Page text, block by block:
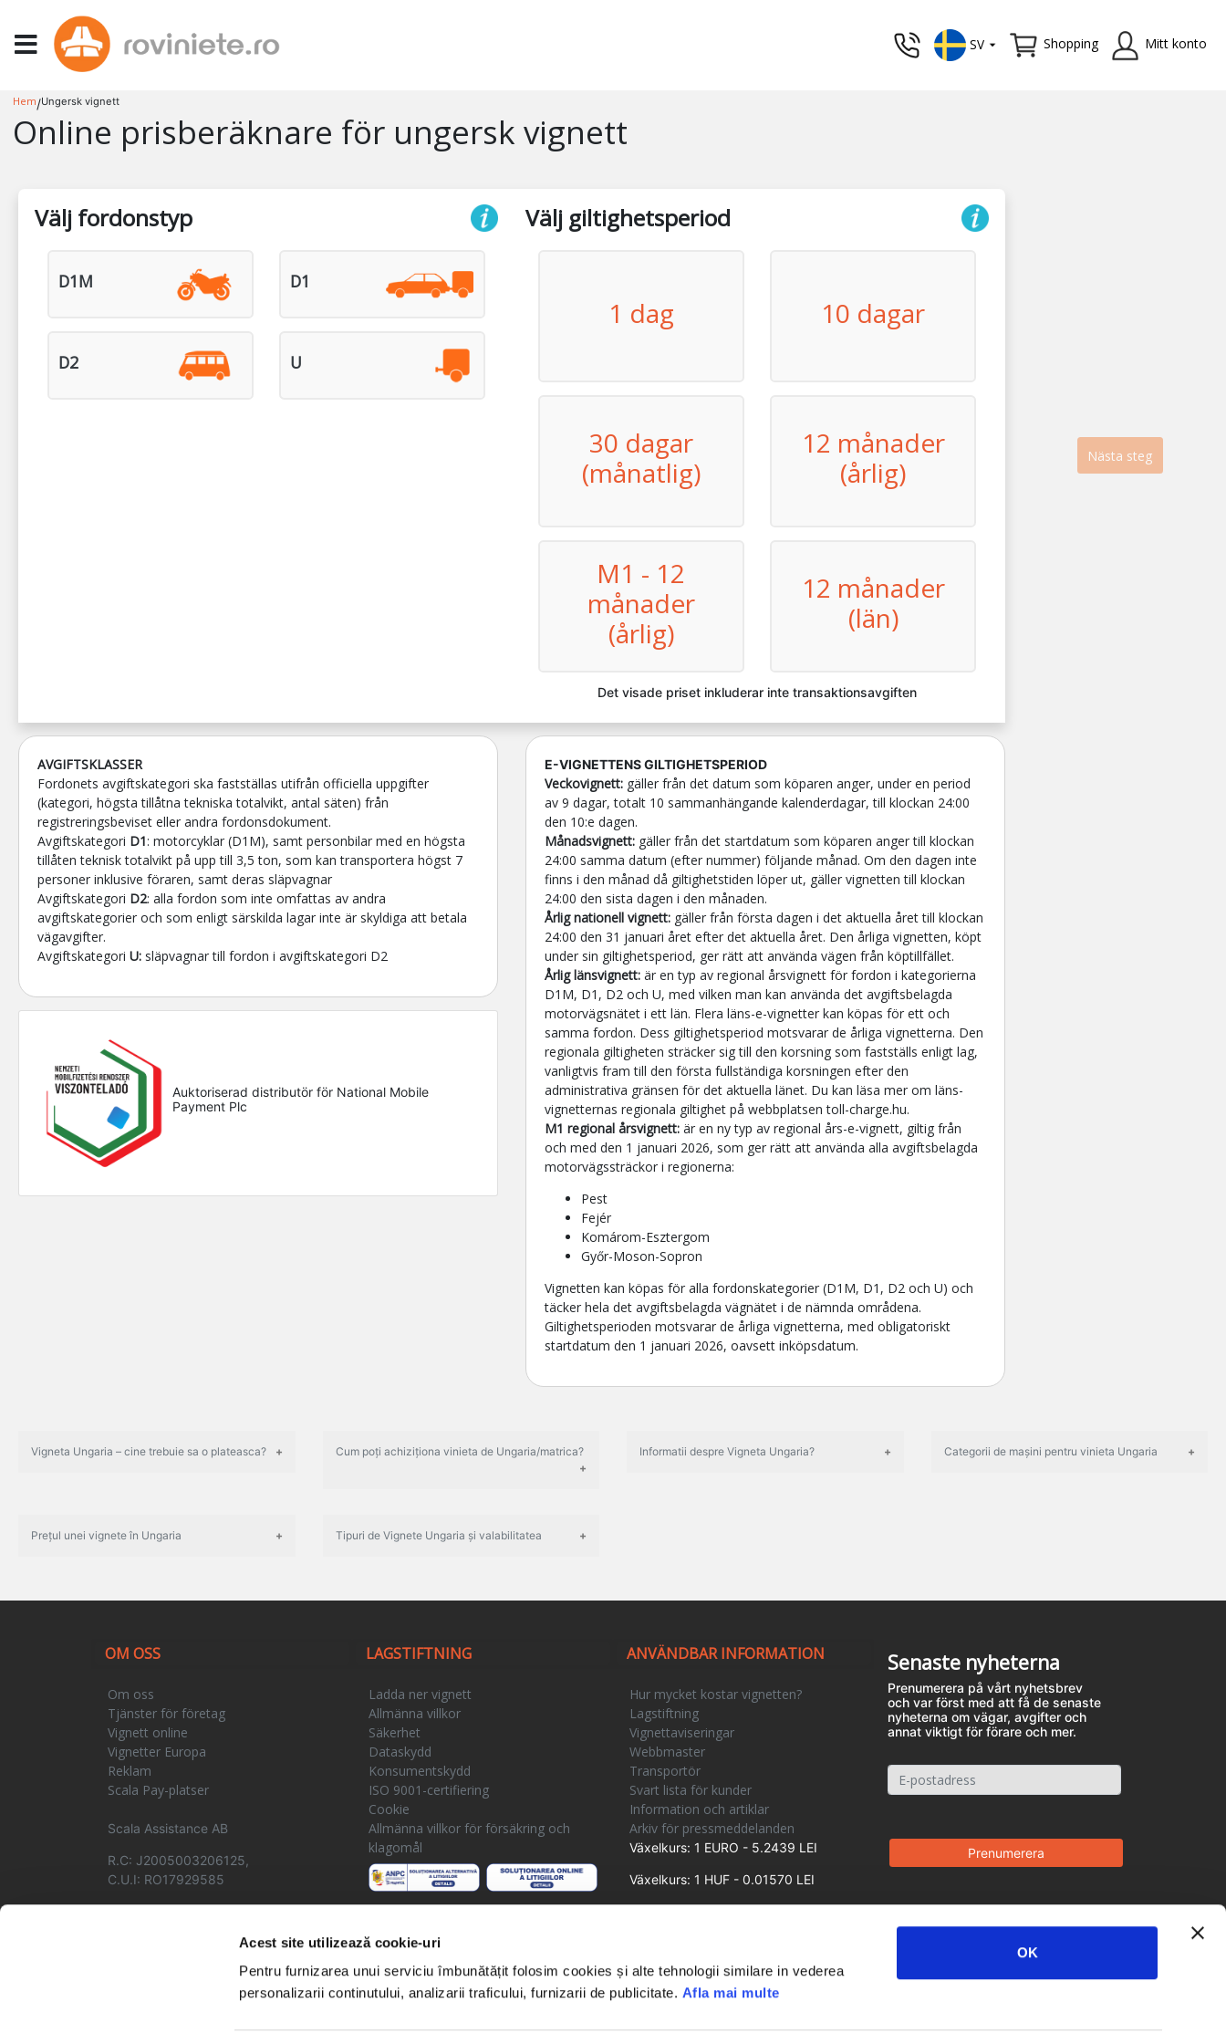
Acest site utilizează cookie-uri
Pentru furnizarea unui serviciu îmbunătățit folosim cookies și alte tehnologii similare in vederea
personalizarii continutului, analizarii traficului, furnizarii de publicitate. Afla mai multe
OK
SV Shopping Mitt konto
Hem/Ungersk vignett
Online prisberäknare för ungersk vignett
Välj fordonstyp
D1M D1
D2 U
Välj giltighetsperiod
1 dag 10 dagar
30 dagar
(månatlig)
12 månader
(årlig)
M1 - 12
månader
(årlig)
12 månader
(län)
Det visade priset inkluderar inte transaktionsavgiften
Nästa steg
AVGIFTSKLASSER
Fordonets avgiftskategori ska fastställas utifrån officiella uppgifter
(kategori, högsta tillåtna tekniska totalvikt, antal säten) från
registreringsbeviset eller andra fordonsdokument.
Avgiftskategori D1: motorcyklar (D1M), samt personbilar med en högsta
tillåten teknisk totalvikt på upp till 3,5 ton, som kan transportera högst 7
personer inklusive föraren, samt deras släpvagnar
Avgiftskategori D2: alla fordon som inte omfattas av andra
avgiftskategorier och som enligt särskilda lagar inte är skyldiga att betala
vägavgifter.
Avgiftskategori U: släpvagnar till fordon i avgiftskategori D2
Auktoriserad distributör för National Mobile
Payment Plc
E-VIGNETTENS GILTIGHETSPERIOD
Veckovignett:gäller från det datum som köparen anger, under en period
av 9 dagar, totalt 10 sammanhängande kalenderdagar, till klockan 24:00
den 10:e dagen.
Månadsvignett:gäller från det startdatum som köparen anger till klockan
24:00 samma datum (efter nummer) följande månad. Om den dagen inte
finns i den månad då giltighetstiden löper ut, gäller vignetten till klockan
24:00 den sista dagen i den månaden.
Årlig nationell vignett:gäller från första dagen i det aktuella året till klockan
24:00 den 31 januari året efter det aktuella året. Den årliga vignetten, köpt
under sin giltighetsperiod, ger rätt att använda vägen från köptillfället.
Årlig länsvignett:är en typ av regional årsvignett för fordon i kategorierna
D1M, D1, D2 och U, med vilken man kan använda det avgiftsbelagda
motorvägsnätet i ett län. Flera läns-e-vignetter kan köpas för ett och
samma fordon. Dess giltighetsperiod motsvarar de årliga vignetterna. Den
regionala giltigheten sträcker sig till den korsning som fastställs enligt lag,
vanligtvis fram till den första fullständiga korsningen efter den
administrativa gränsen för det aktuella länet. Du kan läsa mer om läns-
vignetternas regionala giltighet på webbplatsen toll-charge.hu.
M1 regional årsvignett:är en ny typ av regional års-e-vignett, giltig från
och med den 1 januari 2026, som ger rätt att använda alla avgiftsbelagda
motorvägssträckor i regionerna:
Pest
Fejér
Komárom-Esztergom
Győr-Moson-Sopron
Vignetten kan köpas för alla fordonskategorier (D1M, D1, D2 och U) och
täcker hela det avgiftsbelagda vägnätet i de nämnda områdena.
Giltighetsperioden motsvarar de årliga vignetterna, med obligatoriskt
startdatum den 1 januari 2026, oavsett inköpsdatum.
Vigneta Ungaria – cine trebuie sa o plateasca? Cum poți achiziționa vinieta de Ungaria/matrica? Informatii despre Vigneta Ungaria? Categorii de mașini pentru vinieta Ungaria
Prețul unei vignete în Ungaria Tipuri de Vignete Ungaria și valabilitatea
OM OSS
Om oss
Tjänster för företag
Vignett online
Vignetter Europa
Reklam
Scala Pay-platser
Scala Assistance AB
R.C: J2005003206125,
C.U.I: RO17929585
LAGSTIFTNING
Ladda ner vignett
Allmänna villkor
Säkerhet
Dataskydd
Konsumentskydd
ISO 9001-certifiering
Cookie
Allmänna villkor för försäkring och
klagomål
ANVÄNDBAR INFORMATION
Hur mycket kostar vignetten?
Lagstiftning
Vignettaviseringar
Webbmaster
Transportör
Svart lista för kunder
Information och artiklar
Arkiv för pressmeddelanden
Växelkurs: 1 EURO - 5.2439 LEI
Växelkurs: 1 HUF - 0.01570 LEI
Senaste nyheterna
Prenumerera på vårt nyhetsbrev
och var först med att få de senaste
nyheterna om vägar, avgifter och
annat viktigt för förare och mer.
© Copyright 2026 Scala Assistance. Alla rättigheter förbehållna. Användarvillkor Integritetspolicy Kontakt